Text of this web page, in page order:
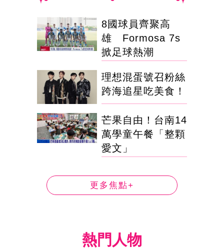
8國球員齊聚高
雄 Formosa 7s
掀足球熱潮
理想混蛋號召粉絲
跨海追星吃美食！
芒果自由！台南14
萬學童午餐「整顆
愛文」
更多焦點+
熱門人物